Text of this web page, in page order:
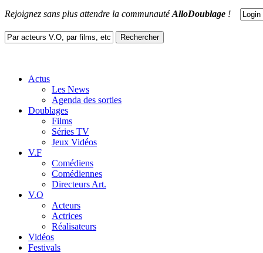
Rejoignez sans plus attendre la communautéAlloDoublage !
Actus
Les News
Agenda des sorties
Doublages
Films
Séries TV
Jeux Vidéos
V.F
Comédiens
Comédiennes
Directeurs Art.
V.O
Acteurs
Actrices
Réalisateurs
Vidéos
Festivals